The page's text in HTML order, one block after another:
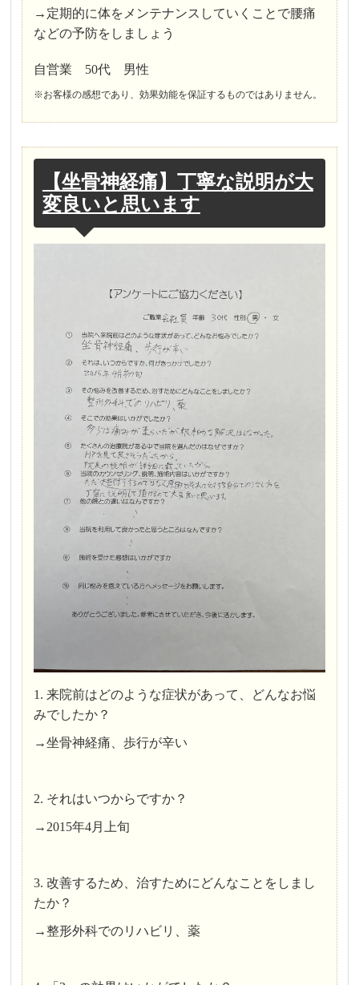
→定期的に体をメンテナンスしていくことで腰痛
などの予防をしましょう
自営業 50代 男性
※お客様の感想であり、効果効能を保証するものではありません。
【坐骨神経痛】丁寧な説明が大
変良いと思います
1. 来院前はどのような症状があって、どんなお悩
みでしたか？
→坐骨神経痛、歩行が辛い
2. それはいつからですか？
→2015年4月上旬
3. 改善するため、治すためにどんなことをしまし
たか？
→整形外科でのリハビリ、薬